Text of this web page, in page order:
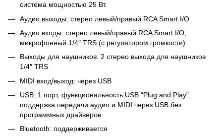
система мощностью 25 Вт.
Аудио выходы: стерео левый/правый RCA Smart I/O
Аудио входы: стерео левый/правый RCA Smart I/O,
микрофонный 1/4″ TRS (с регулятором громкости)
Выходы для наушников: 2 стерео выхода для наушников
1/4″ TRS
MIDI вход/выход: через USB
USB: 1 порт, функциональность USB “Plug and Play”,
поддержка передачи аудио и MIDI через USB без
программных драйверов
Bluetooth: поддерживается